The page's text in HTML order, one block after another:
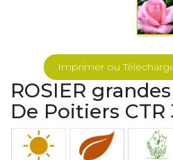
Imprimer ou
ROSIER
De Poitiers CTR